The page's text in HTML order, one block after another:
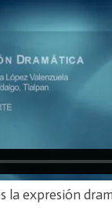
la expresión